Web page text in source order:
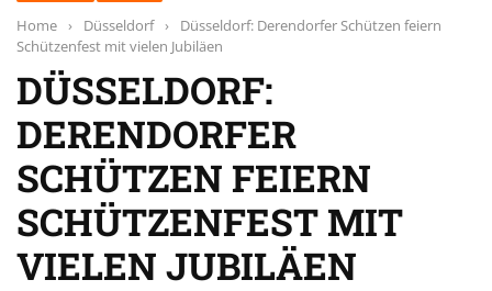
Home › Düsseldorf ›
Düsseldorf: Derendorfer Schützen feiern
Schützenfest mit vielen Jubiläen
DÜSSELDORF:
DERENDORFER
SCHÜTZEN FEIERN
SCHÜTZENFEST MIT
VIELEN JUBILÄEN